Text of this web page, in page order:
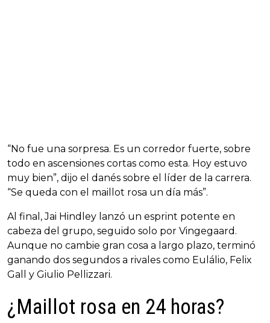
“No fue una sorpresa. Es un corredor fuerte, sobre
todo en ascensiones cortas como esta. Hoy estuvo
muy bien”, dijo el danés sobre el líder de la carrera.
“Se queda con el maillot rosa un día más”.
Al final, Jai Hindley lanzó un esprint potente en
cabeza del grupo, seguido solo por Vingegaard.
Aunque no cambie gran cosa a largo plazo, terminó
ganando dos segundos a rivales como Eulálio, Felix
Gall y Giulio Pellizzari.
¿Maillot rosa en 24 horas?